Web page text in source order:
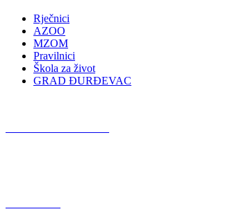
Rječnici
AZOO
MZOM
Pravilnici
Škola za život
GRAD ĐURĐEVAC